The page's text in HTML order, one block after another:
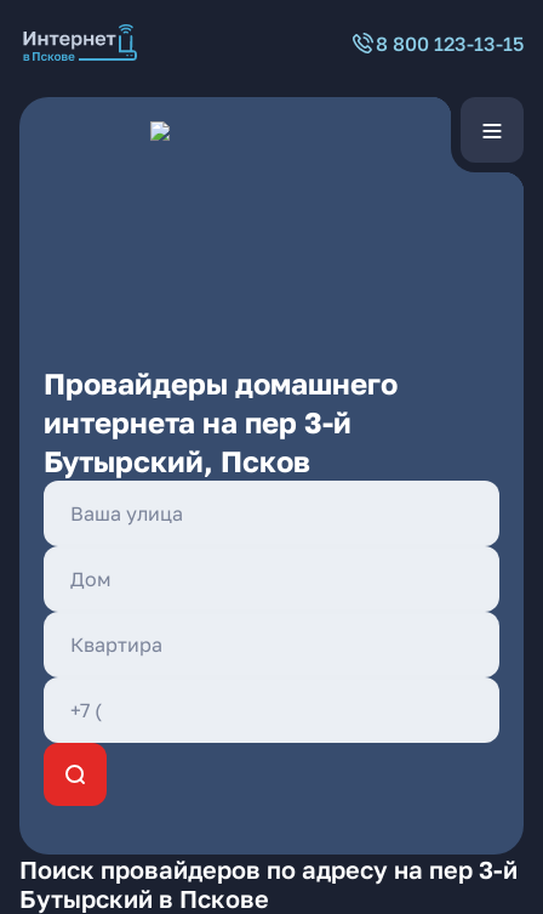
8 800 123-13-15
Провайдеры домашнего
интернета на пер 3-й
Бутырский, Псков
Поиск провайдеров по адресу на пер 3-й
Бутырский в Пскове